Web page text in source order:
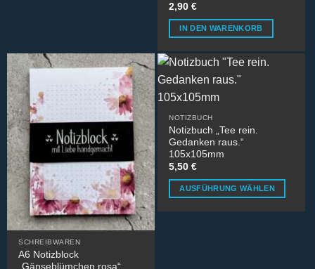
2,90€
IN DEN WARENKORB
SCHREIBWAREN
A6 Notizblock
„Gänseblümchen rosa“
NOTIZBUCH
Notizbuch „Tee rein.
Gedanken raus.“
105x105mm
5,50€
AUSFÜHRUNG WÄHLEN